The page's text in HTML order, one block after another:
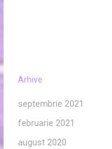
Arhive
septembrie 2021
februarie 2021
august 2020